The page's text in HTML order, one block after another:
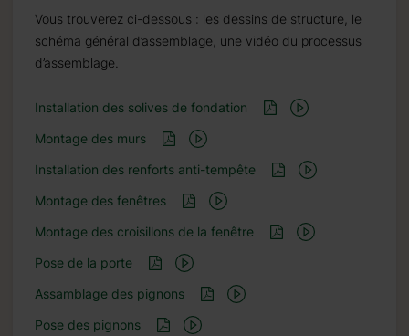
Vous trouverez ci-dessous : les dessins de structure, le
schéma général d’assemblage, une vidéo du processus
d’assemblage.
Installation des solives de fondation
Montage des murs
Installation des renforts anti-tempête
Montage des fenêtres
Montage des croisillons de la fenêtre
Pose de la porte
Assamblage des pignons
Pose des pignons